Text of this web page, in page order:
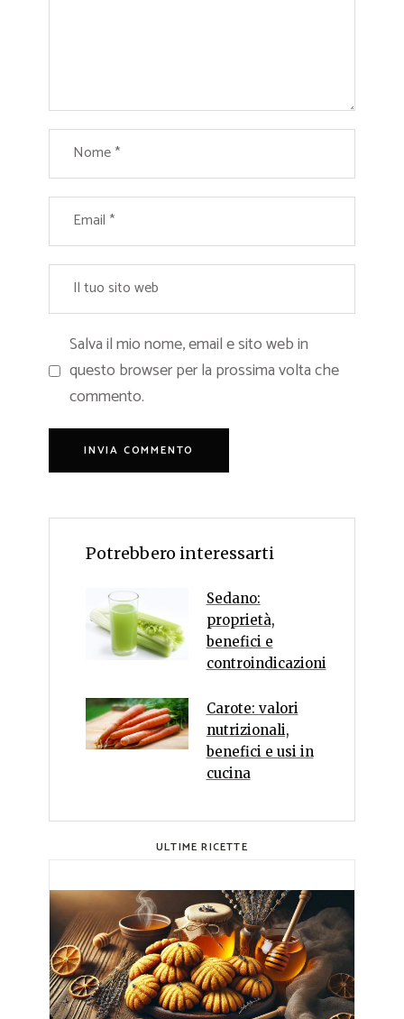
Salva il mio nome, email e sito web in
questo browser per la prossima volta che
commento.
Potrebbero interessarti
Sedano:
proprietà,
benefici e
controindicazioni
Carote: valori
nutrizionali,
benefici e usi in
cucina
ULTIME RICETTE